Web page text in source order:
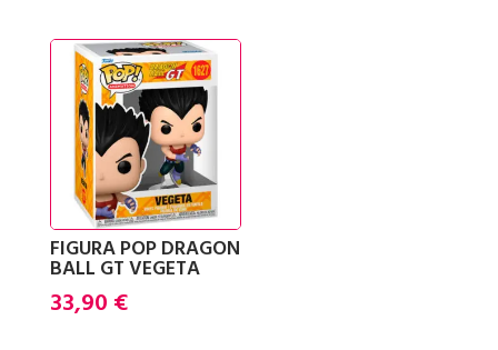
FIGURA POP DRAGON
BALL GT VEGETA
33,90 €